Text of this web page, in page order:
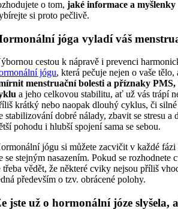
o tom,jaké informace a
si proto pečlivě.
jóga vyladí váš
cestou k nápravě i prevenci
jógu, která pečuje nejen o vaše tělo,
menstruační bolesti a příznaky
a jeho celkovou stabilitu, ať už vás trápí
krátký nebo naopak dlouhý cyklus, či
stabilizování dobré nálady, zbavit se stresu a
pohodu i hlubší spojení sama se sebou.
jógu si můžete zacvičit v každé
se stejným nasazením. Pokud se rozhodnete
třeba vědět, že některé cviky nejsou příliš
především o tzv. obrácené polohy.
jste už o hormonální józe slyšela,